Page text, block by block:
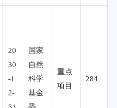
20
30
-1
2-
国家
自然
科学
基金
重点
项目
284